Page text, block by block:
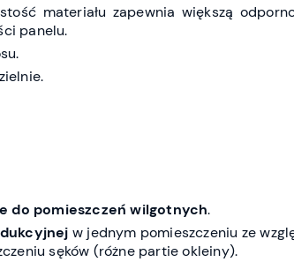
materiału zapewnia większą
panelu.
do pomieszczeń wilgotnych.
w jednym pomieszczeniu ze
sęków (różne partie okleiny).